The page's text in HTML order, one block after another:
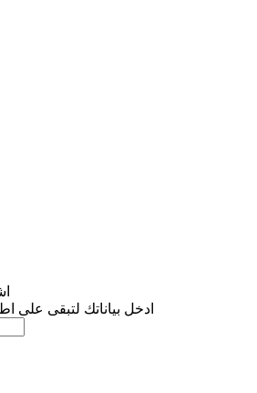
ادخل بياناتك لتبقى على